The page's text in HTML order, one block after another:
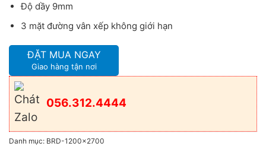
Độ dầy 9mm
3 mặt đường vân xếp không giới hạn
ĐẶT MUA NGAY
Giao hàng tận nơi
056.312.4444
Danh mục: BRD-1200x2700